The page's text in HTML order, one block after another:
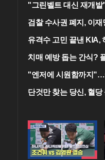
"그린벨트 대신 재개
검찰 수사권 폐지, 이재
유격수 고민 끝낸 KIA,
치매 예방 돕는 간식?
"엔저에 시원함까지"…
단것만 찾는 당신, 혈